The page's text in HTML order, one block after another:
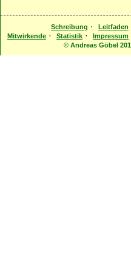
Schreibung · Leitfaden
Mitwirkende · Statistik · Impressum
© Andreas Göbel